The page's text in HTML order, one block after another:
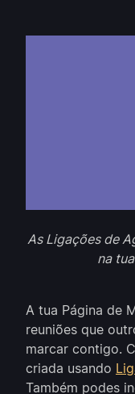
As Ligações de
na
A tua Página de
reuniões que
marcar contigo.
criada usando
Também podes